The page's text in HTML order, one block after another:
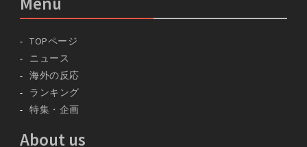
TOPページ
ニュース
海外の反応
ランキング
特集・企画
About us